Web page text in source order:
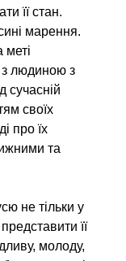
її стан.
марення.
з людиною з
сучасній
своїх
про їх
та
не тільки у
її
молоду,